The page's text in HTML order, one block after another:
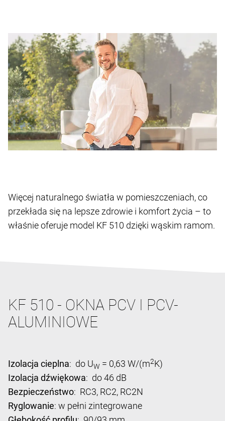
Więcej naturalnego światła w pomieszczeniach, co
przekłada się na lepsze zdrowie i komfort życia – to
właśnie oferuje model KF 510 dzięki wąskim ramom.
KF 510 - OKNA PCV I PCV-
ALUMINIOWE
Izolacja cieplna: do UW = 0,63 W/(m2K)
Izolacja dźwiękowa: do 46 dB
Bezpieczeństwo: RC3, RC2, RC2N
Ryglowanie: w pełni zintegrowane